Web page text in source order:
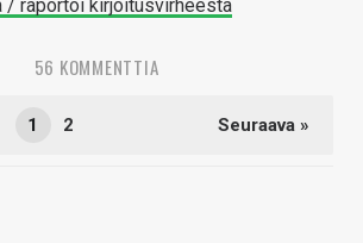
/ raportoi kirjoitusvirheestä
56 KOMMENTTIA
1 2 Seuraava »